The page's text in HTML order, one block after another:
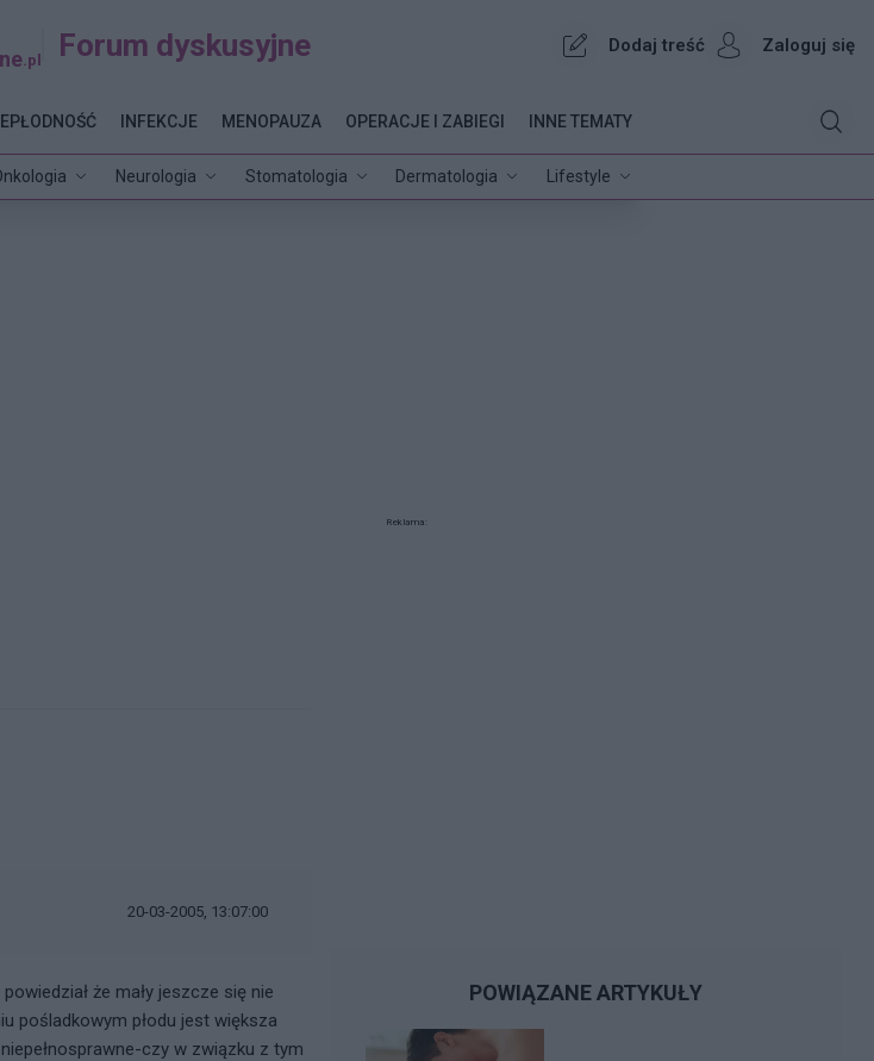
.pl Forum dyskusyjne Dodaj treść Zaloguj się
Neurologia Stomatologia Dermatologia Lifestyle
INFEKCJE MENOPAUZA OPERACJE I ZABIEGI INNE TEMATY
20-03-2005, 13:07:00
że mały jeszcze się nie
pośladkowym płodu jest większa
czy w związku z tym
Reklama:
POWIĄZANE ARTYKUŁY